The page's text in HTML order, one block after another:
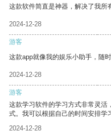
这款软件简直是神器，解决了我所
2024-12-28
游客
这款app就像我的娱乐小助手，随
2024-12-28
游客
这款学习软件的学习方式非常灵活
式。我可以根据自己的时间安排学
2024-12-28